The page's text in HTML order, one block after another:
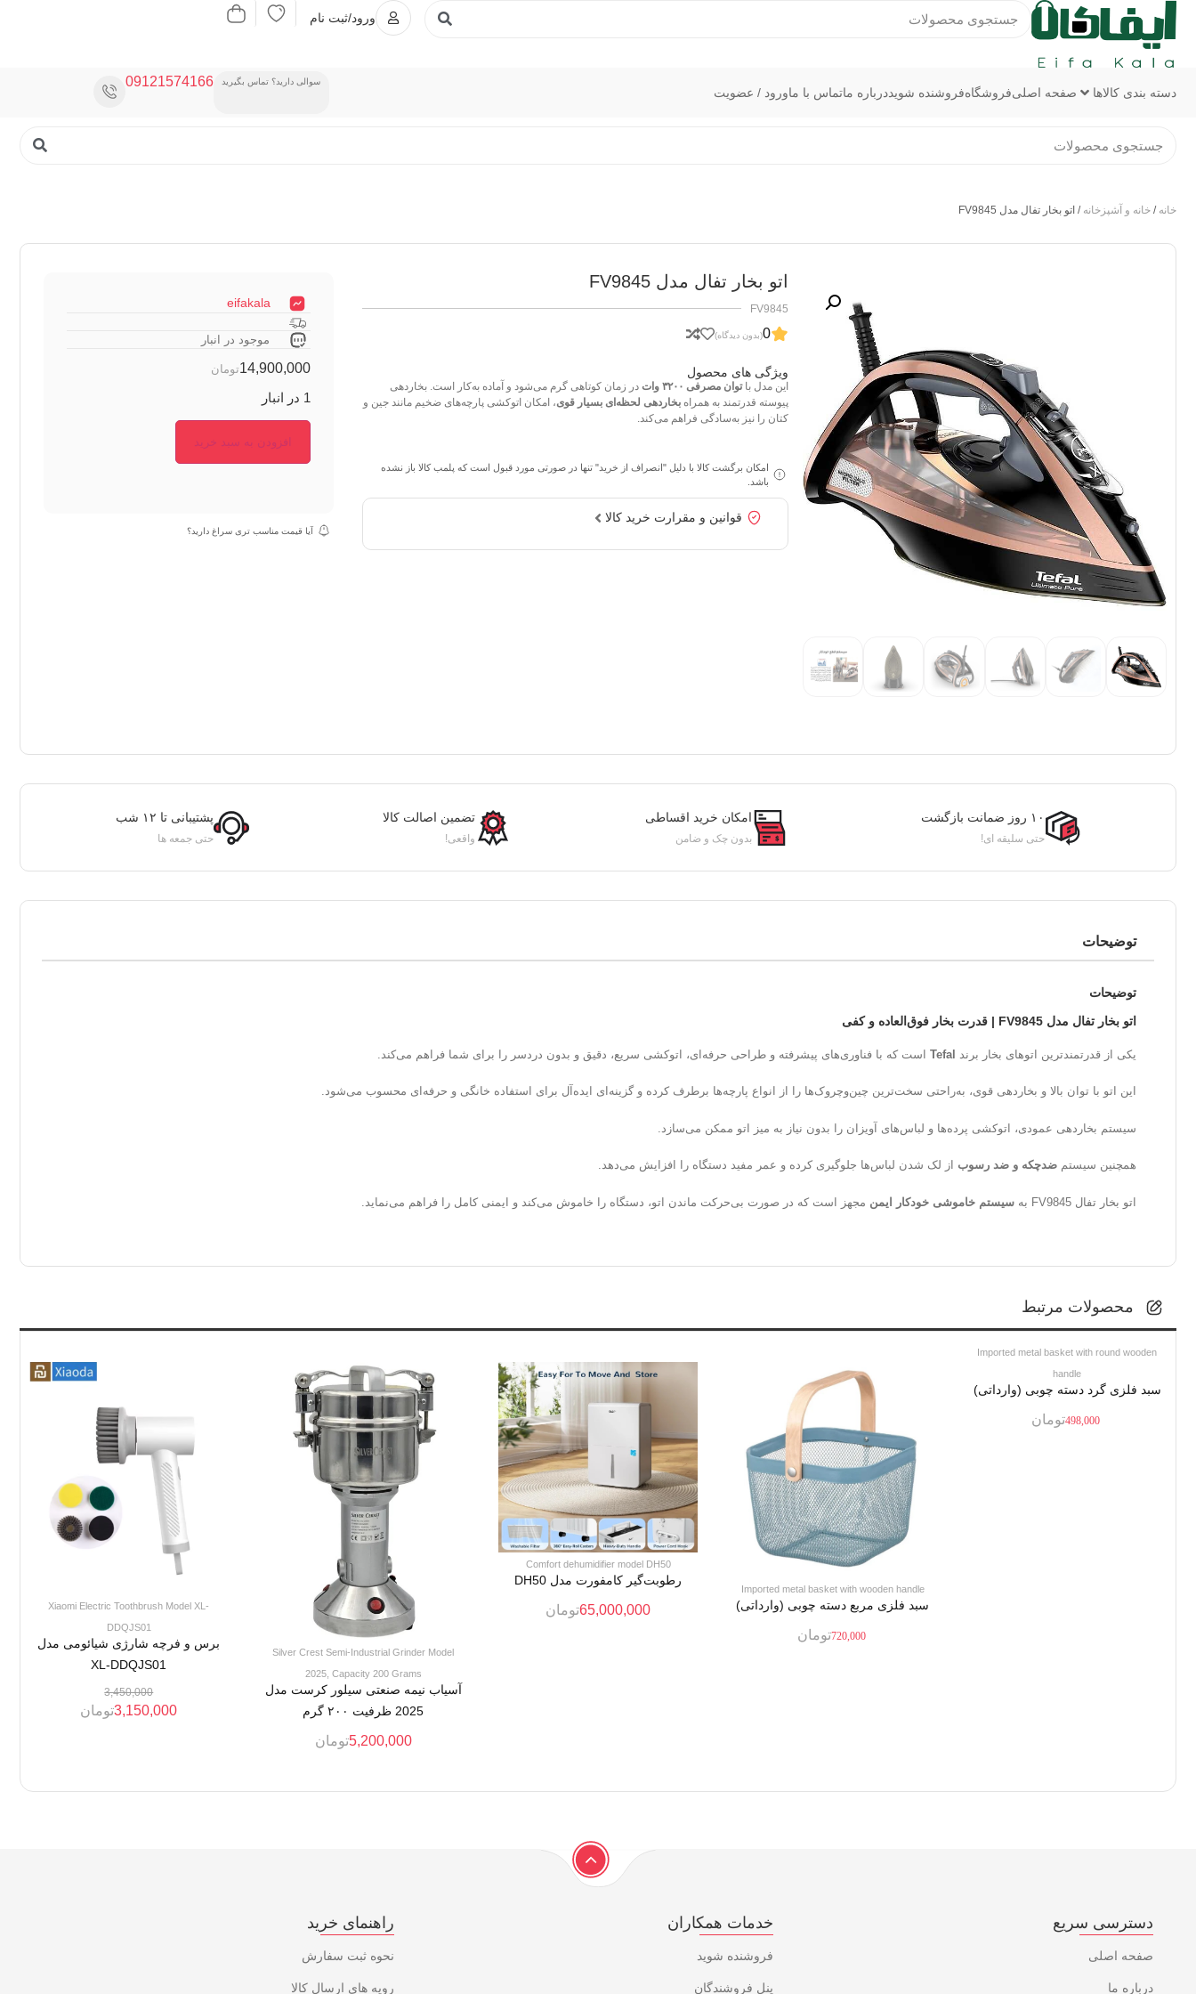
ورود/ثبت نام
دسته بندی کالاها صفحه اصلیفروشگاهفروشنده شویددرباره ماتماس با ماورود / عضویت
سوالی دارید؟ تماس بگیرید 09121574166
خانه / خانه و آشپزخانه / اتو بخار تفال مدل FV9845
اتو بخار تفال مدل FV9845
FV9845
0(بدون دیدگاه)
ویژگی های محصول
این مدل باتوان مصرفی ۳۲۰۰ وات
در زمان کوتاهی گرم می‌شود و آماده به‌کار است. بخاردهی
پیوسته قدرتمند به همراه بخاردهی لحظه‌ای بسیار قوی، امکان اتوکشی پارچه‌های ضخیم مانند جین و
کتان را نیز به‌سادگی فراهم می‌کند.
امکان برگشت کالا با دلیل "انصراف از خرید" تنها در صورتی مورد قبول است که پلمب کالا باز نشده
باشد.
قوانین و مقرارت خرید کالا
eifakala
موجود در انبار
14,900,000تومان
1 در انبار
افزودن به سبد خرید
آیا قیمت مناسب تری سراغ دارید؟
۱۰ روز ضمانت بازگشت
حتی سلیقه ای!
امکان خرید اقساطی
بدون چک و ضامن
تضمین اصالت کالا
واقعی!
پشتیبانی تا ۱۲ شب
حتی جمعه ها
توضیحات
توضیحات
اتو بخار تفال مدل FV9845 | قدرت بخار فوق‌العاده و کفی
یکی از قدرتمندترین اتوهای بخار برند Tefal است که با فناوری‌های پیشرفته و طراحی حرفه‌ای، اتوکشی سریع، دقیق و بدون دردسر را برای شما فراهم می‌کند.
این اتو با توان بالا و بخاردهی قوی، به‌راحتی سخت‌ترین چین‌وچروک‌ها را از انواع پارچه‌ها برطرف کرده و گزینه‌ای ایده‌آل برای استفاده خانگی و حرفه‌ای محسوب می‌شود.
سیستم بخاردهی عمودی، اتوکشی پرده‌ها و لباس‌های آویزان را بدون نیاز به میز اتو ممکن می‌سازد.
همچنین سیستم ضدچکه و ضد رسوب از لک شدن لباس‌ها جلوگیری کرده و عمر مفید دستگاه را افزایش می‌دهد.
اتو بخار تفال FV9845 به سیستم خاموشی خودکار ایمن مجهز است که در صورت بی‌حرکت ماندن اتو، دستگاه را خاموش می‌کند و ایمنی کامل را فراهم می‌نماید.
محصولات مرتبط
Imported metal basket with round wooden
handle
سبد فلزی گرد دسته چوبی (وارداتی)
تومان
Imported metal basket with wooden handle
سبد فلزی مربع دسته چوبی (وارداتی)
720,000 تومان
Comfort dehumidifier model DH50
رطوبت‌گیر کامفورت مدل DH50
65,000,000تومان
Silver Crest Semi-Industrial Grinder Model
2025, Capacity 200 Grams
آسیاب نیمه صنعتی سیلور کرست مدل
2025 ظرفیت ۲۰۰ گرم
5,200,000تومان
Xiaomi Electric Toothbrush Model XL-
DDQJS01
برس و فرچه شارژی شیائومی مدل
XL-DDQJS01
3,450,000
3,150,000تومان
دسترسی سریع
صفحه اصلی
درباره ما
خدمات همکاران
فروشنده شوید
پنل فروشندگان
راهنمای خرید
نحوه ثبت سفارش
رویه های ارسال کالا